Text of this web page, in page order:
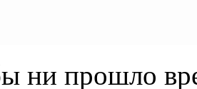
ни прошло